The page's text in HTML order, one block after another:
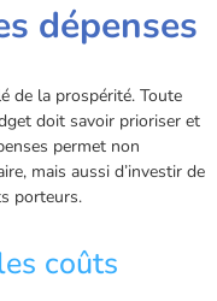
dépenses
de la prospérité. Toute
doit savoir prioriser et
permet non
mais aussi d’investir de
porteurs.
coûts